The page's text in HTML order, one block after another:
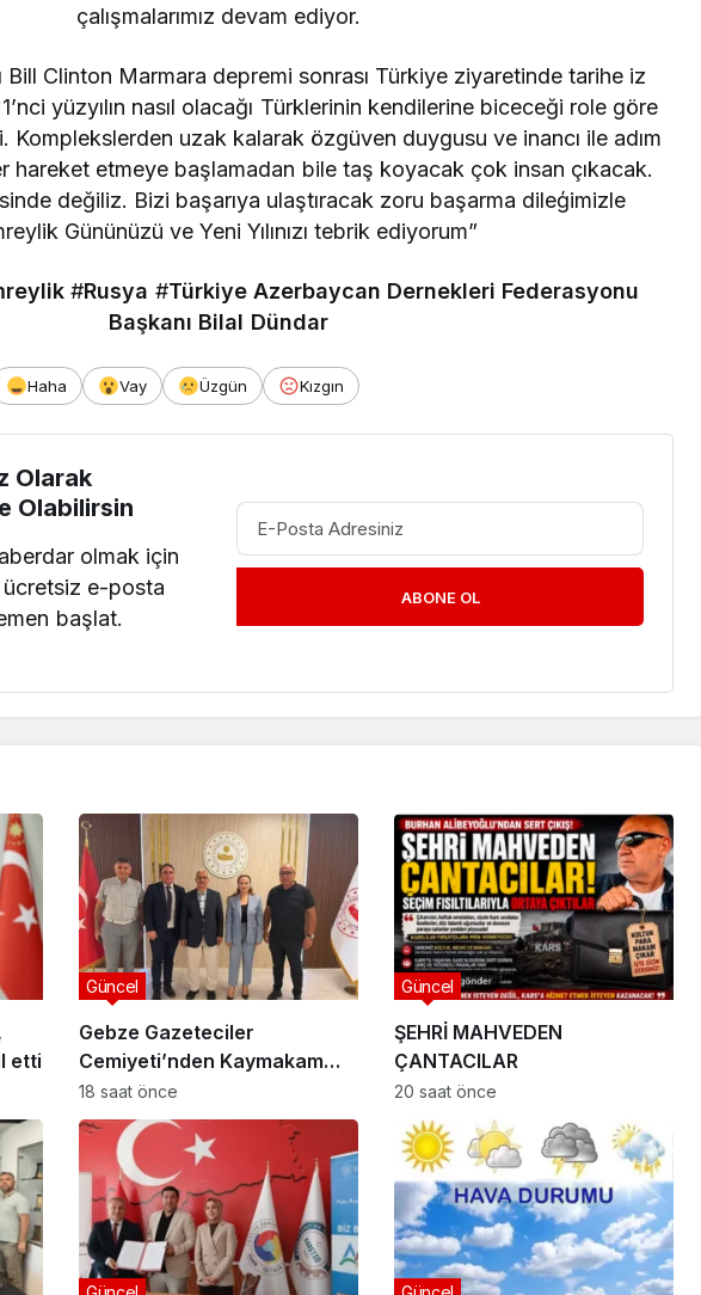
çalışmalarımız devam ediyor.
Bill Clinton Marmara depremi sonrası Türkiye ziyaretinde tarihe iz
yüzyılın nasıl olacağı Türklerinin kendilerine biceceği role göre
Komplekslerden uzak kalarak özgüven duygusu ve inancı ile adım
hareket etmeye başlamadan bile taş koyacak çok insan çıkacak.
değiliz. Bizi başarıya ulaştıracak zoru başarma dileģimizle
Gününüzü ve Yeni Yılınızı tebrik ediyorum”
#Rusya #Türkiye Azerbaycan Dernekleri Federasyonu
Başkanı Bilal Dündar
Haha Vay Üzgün Kızgın
Olarak
Olabilirsin
olmak için
ücretsiz e-posta
başlat.
ABONE OL
etti
Gebze Gazeteciler
Cemiyeti’nden Kaymakam
Özyiğit’e Ziyaret
Güncel
18 saat önce
ŞEHRİ MAHVEDEN
ÇANTACILAR
Güncel
20 saat önce